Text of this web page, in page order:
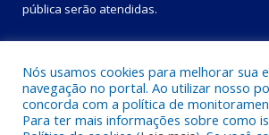
pública serão atendidas.
Nós usamos cookies para melhorar sua
navegação no portal. Ao utilizar nosso
concorda com a política de
Para ter mais informações sobre como